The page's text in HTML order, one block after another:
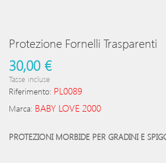
Protezione Fornelli Trasparenti
30,00 €
Tasse incluse
Riferimento: PL0089
Marca: BABY LOVE 2000
PROTEZIONI MORBIDE PER GRADINI E